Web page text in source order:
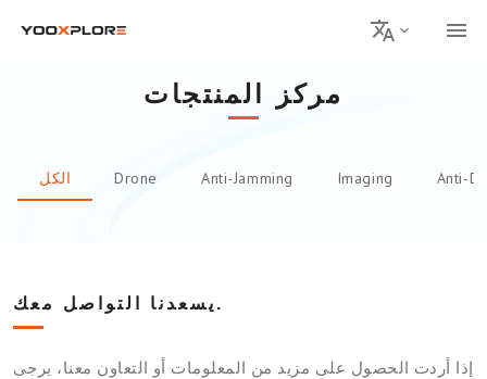
مركز المنتجات
الكل Drone Anti-Jamming Imaging Anti-
يسعدنا التواصل معك.
إذا أردت الحصول على مزيد من المعلومات أو التعاون معنا، يرجى